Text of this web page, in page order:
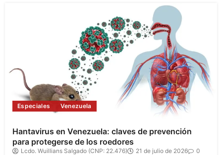
Especiales Venezuela
Hantavirus en Venezuela: claves de prevención
para protegerse de los roedores
Lcdo. Wuillians Salgado (CNP: 22.476) 21 de julio de 2026 0